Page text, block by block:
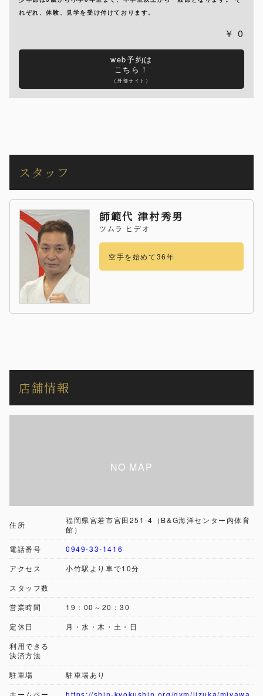
れぞれ、体験、見学を受け付けております。
0
web予約は
こちら！
（外部サイト）
スタッフ
師範代 津村秀男
ツムラ ヒデオ
空手を始めて36年
店舗情報
住所
福岡県宮若市宮田251-4（B&G海洋センター内体育
館）
電話番号
0949-33-1416
アクセス
小竹駅より車で10分
スタッフ数
営業時間
19：00～20：30
定休日
月・水・木・土・日
利用できる
決済方法
駐車場
駐車場あり